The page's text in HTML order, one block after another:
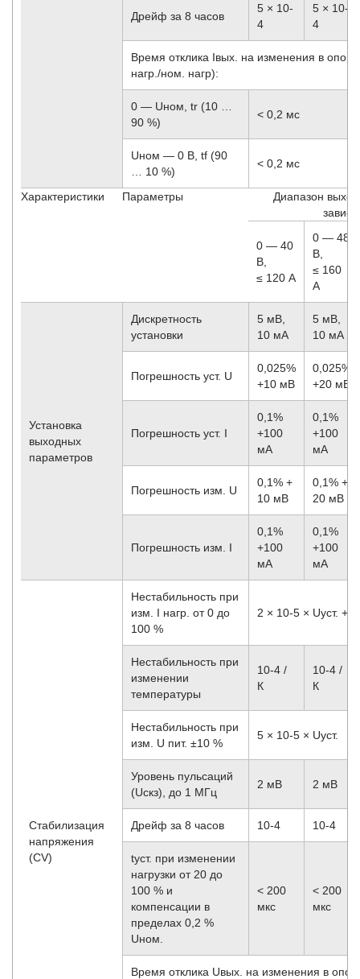
Дрейф за 8 часов
5 × 10-
4
5 × 10-
4
Время отклика Iвых. на изменения в
нагр./ном. нагр):
0 — Uном, tr (10 …
90 %)
< 0,2 мс
Uном — 0 В, tf (90
… 10 %)
< 0,2 мс
Характеристики Параметры
Диапазон
0 — 40
В,
≤ 120 А
0 — 48
В,
≤ 160
А
Установка
выходных
параметров
Дискретность
установки
5 мВ,
10 мА
5 мВ,
10 мА
Погрешность уст. U
0,025%
+10 мВ
0,025%
+20 мВ
Погрешность уст. I
0,1%
+100
мА
0,1%
+100
мА
Погрешность изм. U
0,1% +
10 мВ
0,1% +
20 мВ
Погрешность изм. I
0,1%
+100
мА
0,1%
+100
мА
Стабилизация
напряжения
(CV)
Нестабильность при
изм. I нагр. от 0 до
100 %
2 × 10-5 × Uуст. +
Нестабильность при
изменении
температуры
10-4 /
К
10-4 /
К
Нестабильность при
изм. U пит. ±10 %
5 × 10-5 × Uуст.
Уровень пульсаций
(Uскз), до 1 МГц
2 мВ 2 мВ
Дрейф за 8 часов 10-4 10-4
tуст. при изменении
нагрузки от 20 до
100 % и
компенсации в
пределах 0,2 %
Uном.
< 200
мкс
< 200
мкс
Время отклика Uвых. на изменения в